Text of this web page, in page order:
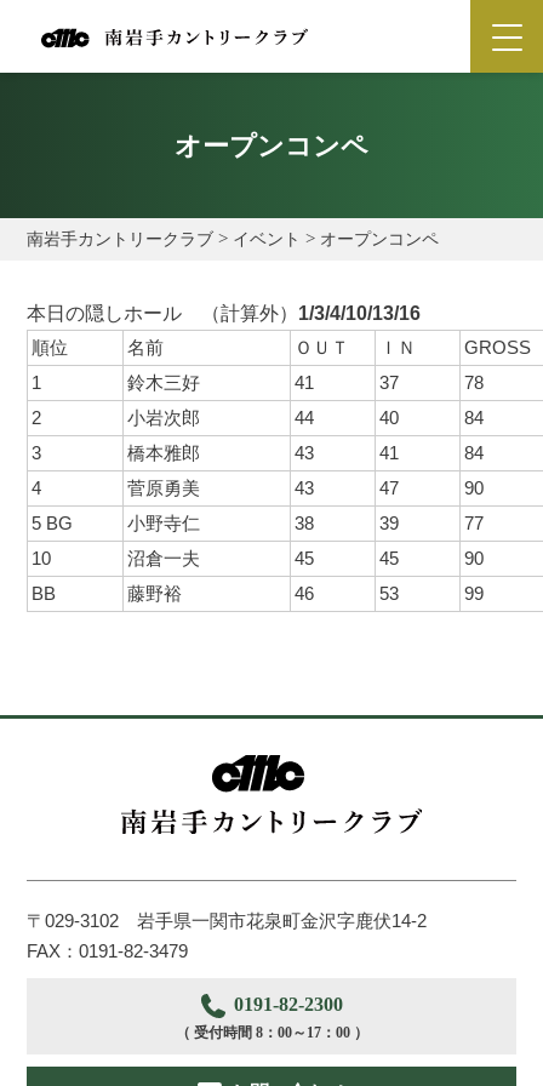
オープンコンペ
南岩手カントリークラブ > イベント > オープンコンペ
本日の隠しホール （計算外） 1/3/4/10/13/16
順位
名前 ＯＵＴ ＩＮ
GROSS
1
鈴木三好 41 37
78
2
小岩次郎 44 40
84
3
橋本雅郎 43 41
84
4
菅原勇美 43 47
90
5 BG
小野寺仁 38 39
77
10
沼倉一夫 45 45
90
BB
藤野裕 46 53 99
〒029-3102 岩手県一関市花泉町金沢字鹿伏14-2
FAX：0191-82-3479
0191-82-2300
（ 受付時間 8：00～17：00 ）